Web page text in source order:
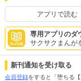
アプリで読む
専用アプリのダ
サクサクまんが
新刊通知を受け取る
会員登録をすると「堕ちる